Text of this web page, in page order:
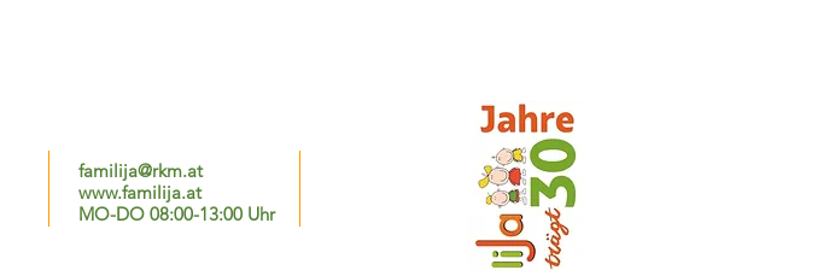
familija@rkm.at
www.familija.at
MO-DO 08:00-13:00 Uhr